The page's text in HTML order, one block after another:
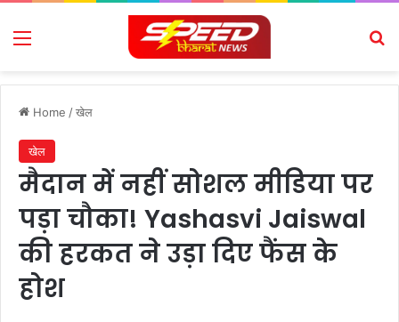
Menu
Home /खेल
खेल
मैदान में नहीं सोशल मीडिया पर
पड़ा चौका! Yashasvi Jaiswal
की हरकत ने उड़ा दिए फैंस के
होश